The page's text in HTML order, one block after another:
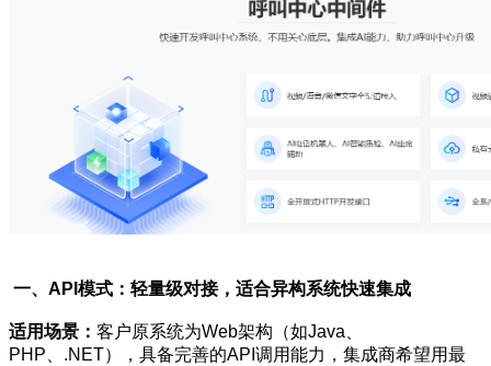
一、API模式：轻量级对接，适合异构系统快速集成
适用场景： 客户原系统为Web架构（如Java、
PHP、.NET），具备完善的API调用能力，集成商希望用最